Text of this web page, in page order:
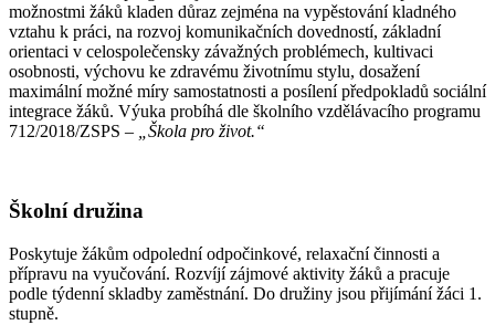
možnostmi žáků kladen důraz zejména na vypěstování kladného
vztahu k práci, na rozvoj komunikačních dovedností, základní
orientaci v celospolečensky závažných problémech, kultivaci
osobnosti, výchovu ke zdravému životnímu stylu, dosažení
maximální možné míry samostatnosti a posílení předpokladů sociální
integrace žáků. Výuka probíhá dle školního vzdělávacího programu
712/2018/ZSPS –
„Škola pro život.“
Školní družina
Poskytuje žákům odpolední odpočinkové, relaxační činnosti a
přípravu na vyučování. Rozvíjí zájmové aktivity žáků a pracuje
podle týdenní skladby zaměstnání. Do družiny jsou přijímání žáci 1.
stupně.